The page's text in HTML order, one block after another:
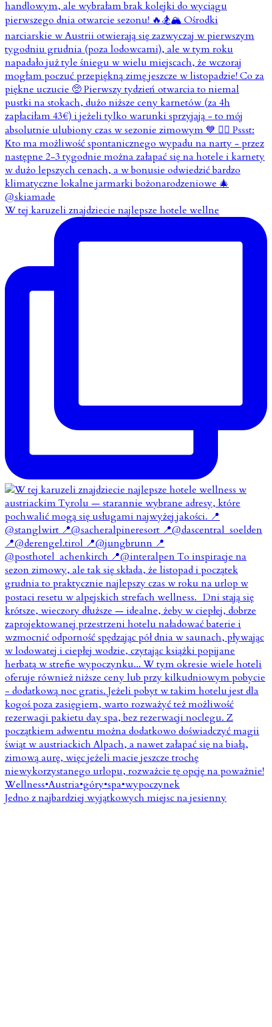
W tej karuzeli znajdziecie najlepsze hotele wellne
Jedno z najbardziej wyjątkowych miejsc na jesienny